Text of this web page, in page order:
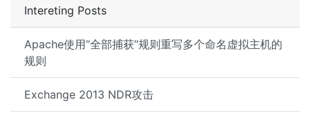
Intereting Posts
Apache使用“全部捕获”规则重写多个命名虚拟主机的
规则
Exchange 2013 NDR攻击